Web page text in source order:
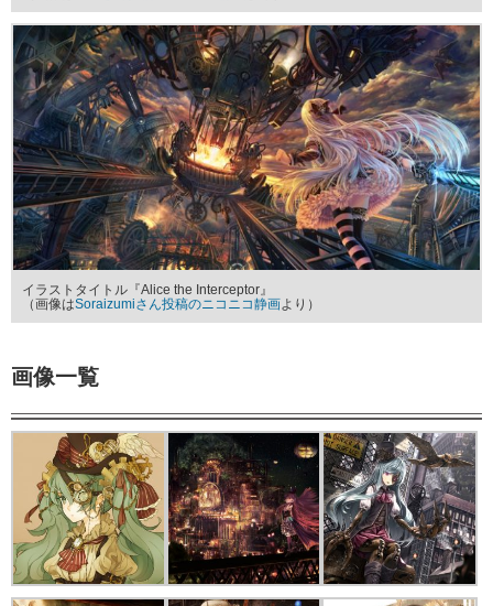
イラストタイトル『Alice the Interceptor』
（画像はSoraizumiさん投稿のニコニコ静画より）
画像一覧